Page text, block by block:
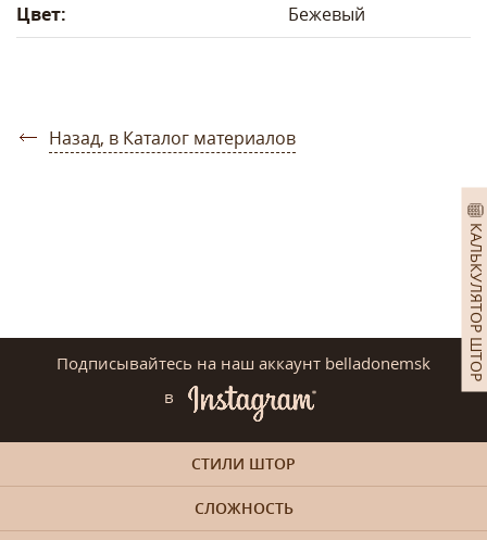
КАЛЬКУЛЯТОР ШТОР
Цвет:
Бежевый
Назад, в Каталог материалов
Подписывайтесь на наш аккаунт belladonemsk
в
СТИЛИ ШТОР
СЛОЖНОСТЬ